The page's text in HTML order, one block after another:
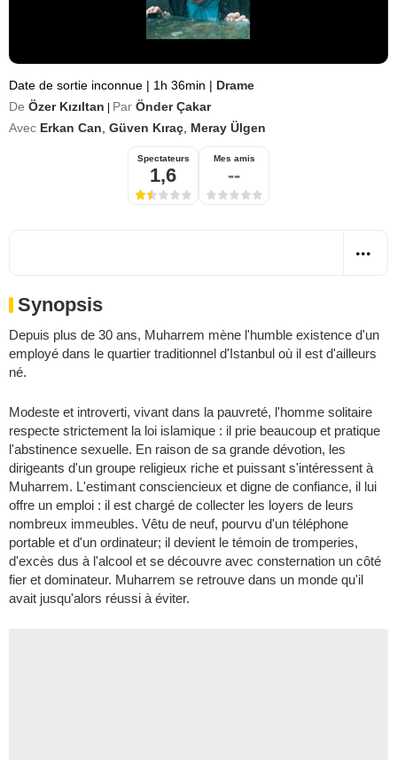
Date de sortie inconnue | 1h 36min | Drame
De Özer Kızıltan Par Önder Çakar
Avec Erkan Can Güven Kıraç Meray Ülgen
Spectateurs
1,6
Mes amis
--
Synopsis
Depuis plus de 30 ans, Muharrem mène l'humble existence d'un
employé dans le quartier traditionnel d'Istanbul où il est d'ailleurs
né.
Modeste et introverti, vivant dans la pauvreté, l'homme solitaire
respecte strictement la loi islamique : il prie beaucoup et pratique
l'abstinence sexuelle. En raison de sa grande dévotion, les
dirigeants d'un groupe religieux riche et puissant s'intéressent à
Muharrem. L'estimant consciencieux et digne de confiance, il lui
offre un emploi : il est chargé de collecter les loyers de leurs
nombreux immeubles. Vêtu de neuf, pourvu d'un téléphone
portable et d'un ordinateur; il devient le témoin de tromperies,
d'excès dus à l'alcool et se découvre avec consternation un côté
fier et dominateur. Muharrem se retrouve dans un monde qu'il
avait jusqu'alors réussi à éviter.